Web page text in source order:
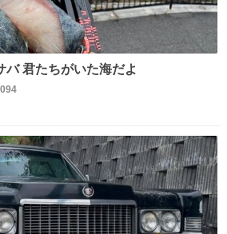
ごらん、関アジと関サバ 君たちがいた海だよ